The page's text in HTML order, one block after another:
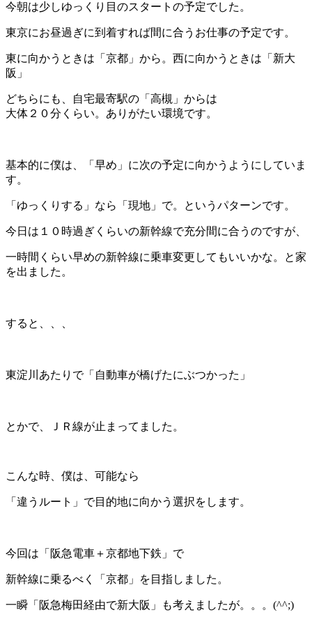
今朝は少しゆっくり目のスタートの予定でした。
東京にお昼過ぎに到着すれば間に合うお仕事の予定です。
東に向かうときは「京都」から。西に向かうときは「新大
阪」
どちらにも、自宅最寄駅の「高槻」からは
大体２０分くらい。ありがたい環境です。
基本的に僕は、「早め」に次の予定に向かうようにしていま
す。
「ゆっくりする」なら「現地」で。というパターンです。
今日は１０時過ぎくらいの新幹線で充分間に合うのですが、
一時間くらい早めの新幹線に乗車変更してもいいかな。と家
を出ました。
すると、、、
東淀川あたりで「自動車が橋げたにぶつかった」
とかで、ＪＲ線が止まってました。
こんな時、僕は、可能なら
「違うルート」で目的地に向かう選択をします。
今回は「阪急電車＋京都地下鉄」で
新幹線に乗るべく「京都」を目指しました。
一瞬「阪急梅田経由で新大阪」も考えましたが。。。(^^;)